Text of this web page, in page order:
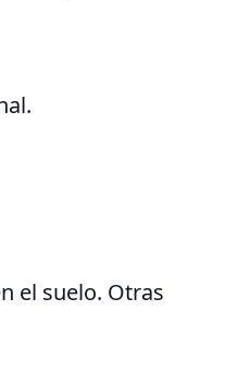
el suelo. Otras